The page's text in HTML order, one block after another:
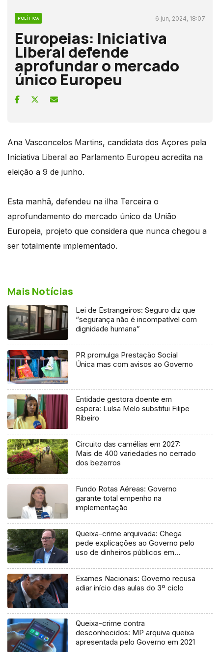
POLÍTICA 6 jun, 2024, 18:07
Europeias: Iniciativa
Liberal defende
aprofundar o mercado
único Europeu
Ana Vasconcelos Martins, candidata dos Açores pela
Iniciativa Liberal ao Parlamento Europeu acredita na
eleição a 9 de junho.
Esta manhã, defendeu na ilha Terceira o
aprofundamento do mercado único da União
Europeia, projeto que considera que nunca chegou a
ser totalmente implementado.
Mais Notícias
Lei de Estrangeiros: Seguro diz que
“segurança não é incompatível com
dignidade humana”
PR promulga Prestação Social
Única mas com avisos ao Governo
Entidade gestora doente em
espera: Luísa Melo substitui Filipe
Ribeiro
Circuito das camélias em 2027:
Mais de 400 variedades no cerrado
dos bezerros
Fundo Rotas Aéreas: Governo
garante total empenho na
implementação
Queixa-crime arquivada: Chega
pede explicações ao Governo pelo
uso de dinheiros públicos em
Exames Nacionais: Governo recusa
adiar início das aulas do 3º ciclo
Queixa-crime contra
desconhecidos: MP arquiva queixa
apresentada pelo Governo em 2021